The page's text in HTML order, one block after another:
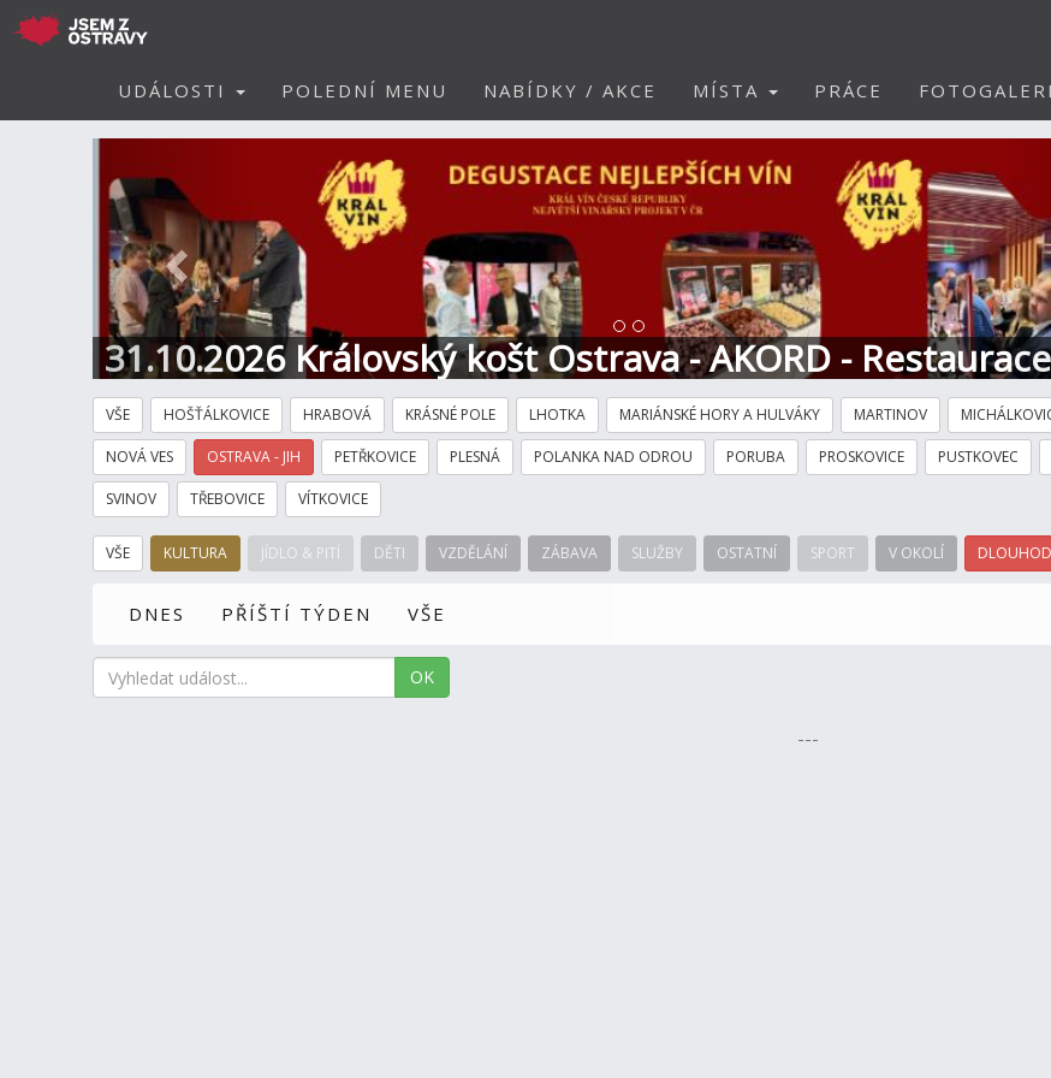
UDÁLOSTI POLEDNÍ MENU NABÍDKY / AKCE MÍSTA PRÁCE
31.10.2026 Královský košt Ostrava - AKORD -
Hotel
VŠE HOŠŤÁLKOVICE HRABOVÁ KRÁSNÉ POLE LHOTKA MARIÁNSKÉ HORY A HULVÁKY MARTINOV
NOVÁ VES OSTRAVA - JIH PETŘKOVICE PLESNÁ POLANKA NAD ODROU PORUBA PROSKOVICE PUSTKOVEC
SVINOV TŘEBOVICE VÍTKOVICE
VŠE KULTURA JÍDLO & PITÍ DĚTI VZDĚLÁNÍ ZÁBAVA SLUŽBY OSTATNÍ SPORT V OKOLÍ
DNES PŘÍŠTÍ TÝDEN VŠE
OK
---